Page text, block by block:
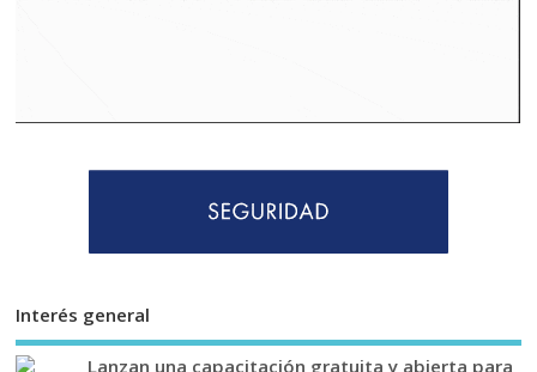
Interés general
Lanzan una capacitación gratuita y abierta para